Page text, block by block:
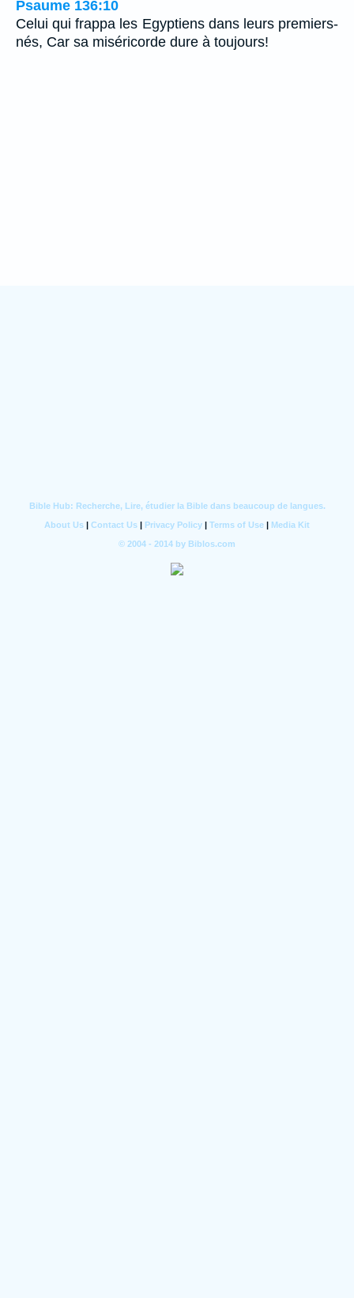
Psaume 136:10
Celui qui frappa les Egyptiens dans leurs premiers-
nés, Car sa miséricorde dure à toujours!